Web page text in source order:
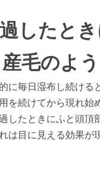
したと
毛のよ
に毎日湿布し続け
を続けてから現れ
したときにふと頭
は目に見える効果が